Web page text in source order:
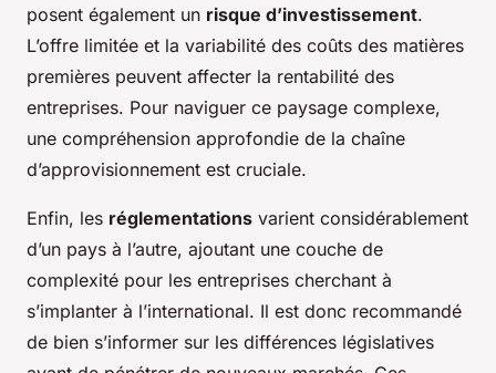
posent également un risque d’investissement.
L’offre limitée et la variabilité des coûts des matières
premières peuvent affecter la rentabilité des
entreprises. Pour naviguer ce paysage complexe,
une compréhension approfondie de la chaîne
d’approvisionnement est cruciale.
Enfin, les réglementations varient considérablement
d’un pays à l’autre, ajoutant une couche de
complexité pour les entreprises cherchant à
s’implanter à l’international. Il est donc recommandé
de bien s’informer sur les différences législatives